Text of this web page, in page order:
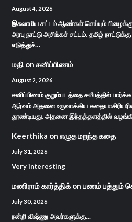
August 4, 2026
இசுலாமிய சட்டம் ஆண்கள் செய்யும்
அரபு நாட்டு அசிங்கச் சட்டம். தமிழ்
எடுத்துச்…
மதி on சனிப்பிணம்
August 2, 2026
சனிப்பிணம் குறும்படத்தை சமீபத்தில் பார்க்க
ஆர்வம் அதனை உருவாக்கிய
தூண்டியது. அதனை இந்தத்தளத்தில்
Keerthika on எழுத மறந்த கதை
July 31, 2026
Very interesting
மணிராம் கார்த்திக்on பணம் பத்தும்
July 30, 2026
நன்றி விஷ்ணு அவர்களுக்கு...